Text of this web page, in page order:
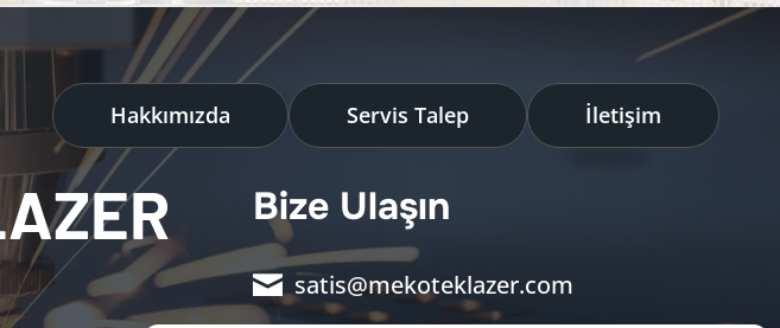
Hakkımızda Servis Talep İletişim
Bize Ulaşın
satis@mekoteklazer.com